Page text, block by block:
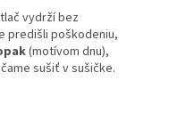
vydrží bez
predišli poškodeniu,
(motívom dnu),
sušiť v sušičke.